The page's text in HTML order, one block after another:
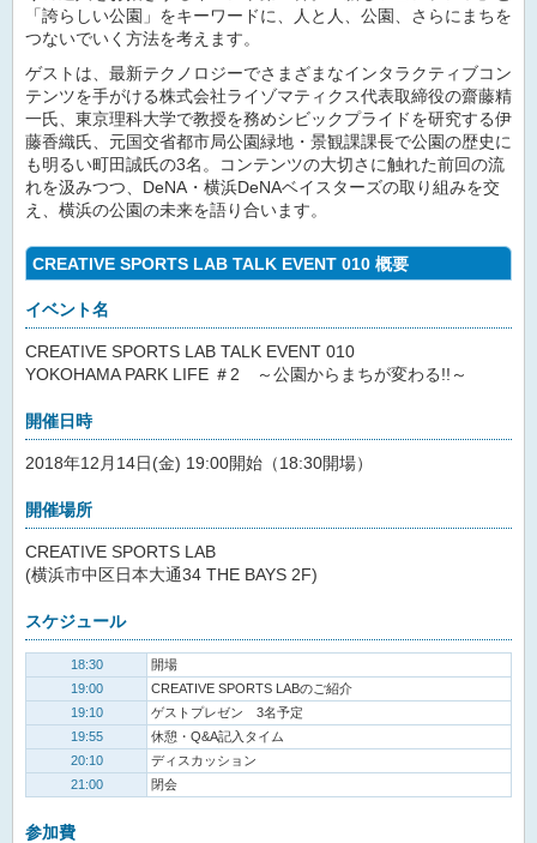
「誇らしい公園」をキーワードに、人と人、公園、さらにまちを
つないでいく方法を考えます。
ゲストは、最新テクノロジーでさまざまなインタラクティブコン
テンツを手がける株式会社ライゾマティクス代表取締役の齋藤精
一氏、東京理科大学で教授を務めシビックプライドを研究する伊
藤香織氏、元国交省都市局公園緑地・景観課課長で公園の歴史に
も明るい町田誠氏の3名。コンテンツの大切さに触れた前回の流
れを汲みつつ、DeNA・横浜DeNAベイスターズの取り組みを交
え、横浜の公園の未来を語り合います。
CREATIVE SPORTS LAB TALK EVENT 010 概要
イベント名
CREATIVE SPORTS LAB TALK EVENT 010
YOKOHAMA PARK LIFE ＃2 ～公園からまちが変わる!!～
開催日時
2018年12月14日(金) 19:00開始（18:30開場）
開催場所
CREATIVE SPORTS LAB
(横浜市中区日本大通34 THE BAYS 2F)
スケジュール
18:30
開場
19:00
CREATIVE SPORTS LABのご紹介
19:10
ゲストプレゼン 3名予定
19:55
休憩・Q&A記入タイム
20:10
ディスカッション
21:00
閉会
参加費